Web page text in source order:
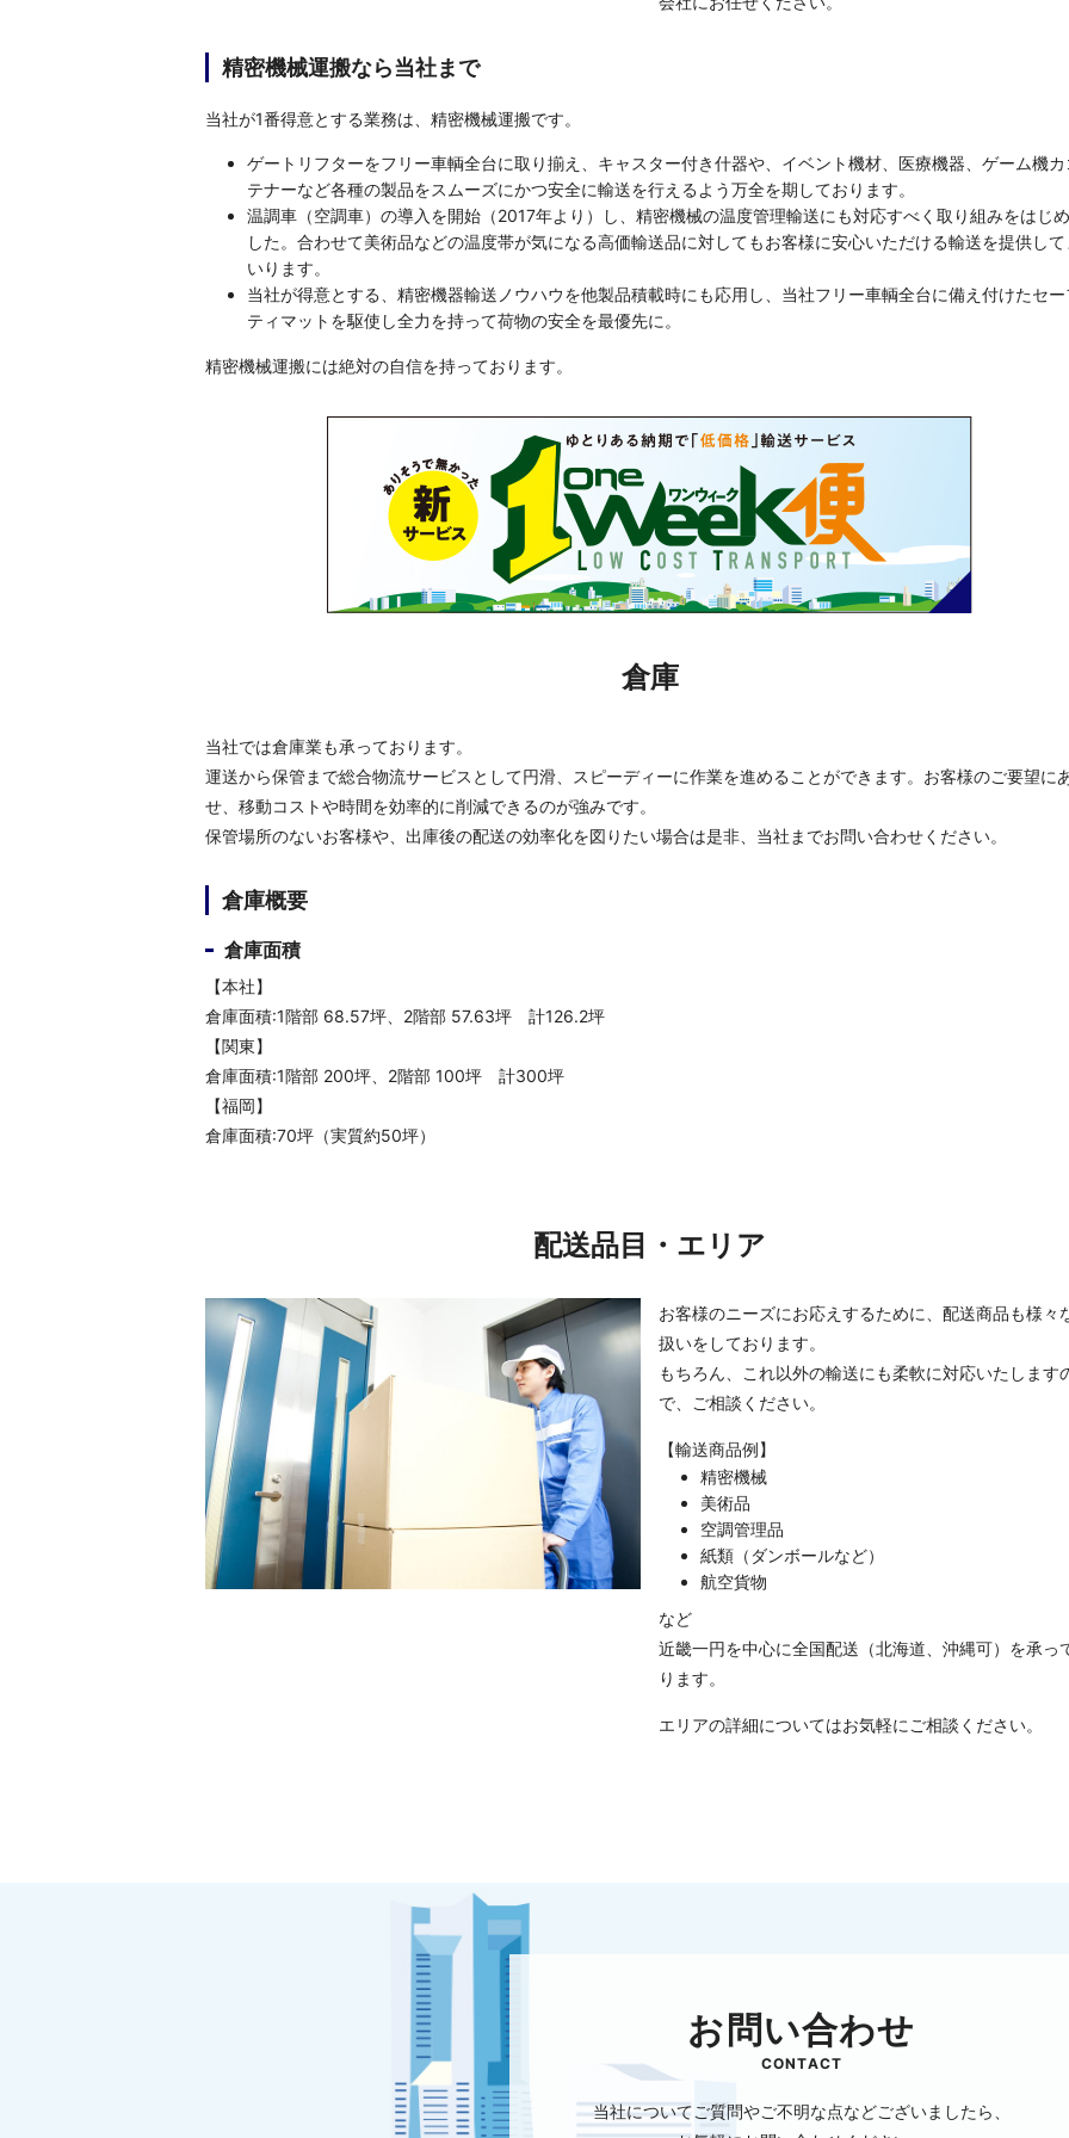
精密機械運搬なら当社まで
当社が1番得意とする業務は、精密機械運搬です。
ゲートリフターをフリー車輌全台に取り揃え、キャスター付き什器や、イベント機材、医療機器、ゲーム機カ
テナーなど各種の製品をスムーズにかつ安全に輸送を行えるよう万全を期しております。
温調車（空調車）の導入を開始（2017年より）し、精密機械の温度管理輸送にも対応すべく取り組みをはじ
した。合わせて美術品などの温度帯が気になる高価輸送品に対してもお客様に安心いただける輸送を提供して
いります。
当社が得意とする、精密機器輸送ノウハウを他製品積載時にも応用し、当社フリー車輌全台に備え付けたセー
ティマットを駆使し全力を持って荷物の安全を最優先に。
精密機械運搬には絶対の自信を持っております。
倉庫
当社では倉庫業も承っております。
運送から保管まで総合物流サービスとして円滑、スピーディーに作業を進めることができます。お客様のご要望に
せ、移動コストや時間を効率的に削減できるのが強みです。
保管場所のないお客様や、出庫後の配送の効率化を図りたい場合は是非、当社までお問い合わせください。
倉庫概要
倉庫面積
【本社】
倉庫面積:1階部 68.57坪、2階部 57.63坪 計126.2坪
【関東】
倉庫面積:1階部 200坪、2階部 100坪 計300坪
【福岡】
倉庫面積:70坪（実質約50坪）
配送品目・エリア
お客様のニーズにお応えするために、配送商品も様々
扱いをしております。
もちろん、これ以外の輸送にも柔軟に対応いたします
で、ご相談ください。
【輸送商品例】
精密機械
美術品
空調管理品
紙類（ダンボールなど）
航空貨物
など
近畿一円を中心に全国配送（北海道、沖縄可）を承っ
ります。
エリアの詳細についてはお気軽にご相談ください。
お問い合わせ
CONTACT
当社についてご質問やご不明な点などございましたら、